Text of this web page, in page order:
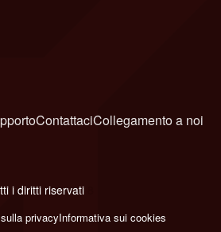
ContattaciCollegamento a noi
i diritti riservati
privacyInformativa sui cookies